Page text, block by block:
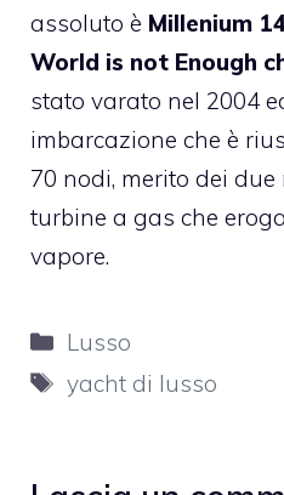
assoluto è Millenium
World is not Enough
stato varato nel 2004
imbarcazione che è
70 nodi, merito dei
turbine a gas che
vapore.
Categorie
Lusso
Tag
yacht di lusso